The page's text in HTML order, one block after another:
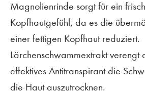
Magnolienrinde sorgt für ein
Kopfhautgefühl, da es die
einer fettigen Kopfhaut reduziert.
Lärchenschwammextrakt verengt
effektives Antitranspirant die
die Haut auszutrocknen.